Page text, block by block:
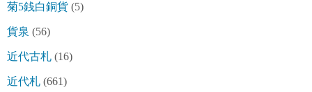
菊5銭白銅貨 (5)
貨泉 (56)
近代古札 (16)
近代札 (661)